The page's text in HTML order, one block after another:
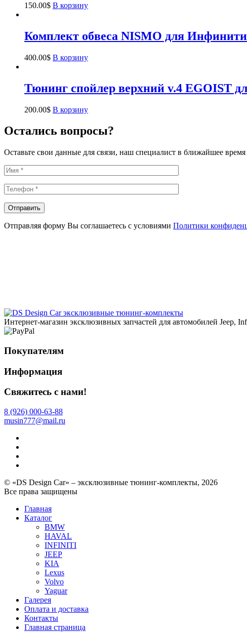
150.00$ В корзину
Комплект обвеса NISMO для
400.00$ В корзину
Тюнинг спойлер верхний v.4 EGOIST
200.00$ В корзину
Остались вопросы?
Оставьте свои данные для связи, наш специалист в ближайшее
Отправляя форму Вы соглашаетесь с условиями Политики
эксклюзивные тюнинг-комплекты
Интернет-магазин эксклюзивных запчастей для автомобилей Jeep,
Покупателям
Информация
Свяжитесь с нами!
8 (926) 000-63-88
musin777@mail.ru
© «DS Design Car» – эксклюзивные тюнинг-комплекты, 2026
Все права защищены
Главная
Каталог
BMW
HAVAL
INFINITI
JEEP
KIA
Lexus
Volvo
Yaguar
Галерея
Оплата и доставка
Контакты
Главная страница